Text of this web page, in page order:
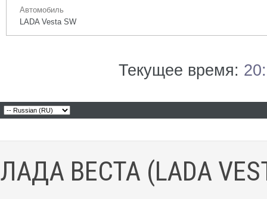
Автомобиль
LADA Vesta SW
Текущее время:
ЛАДА ВЕСТА (LADA